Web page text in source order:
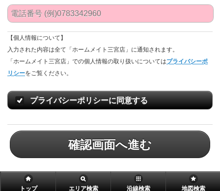
【個人情報について】
入力された内容は全て「ホームメイト三宮店」に通知されます。
「ホームメイト三宮店」での個人情報の取り扱いについてはプライバシーポ
リシーをご覧ください。
プライバシーポリシーに同意する
確認画面へ進む
トップ エリア検索 沿線検索 地図検索